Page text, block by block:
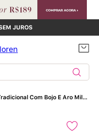
JUROS
Sutiã Tradicional Com Bojo E Aro Milano CEREJA